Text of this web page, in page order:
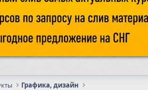
Графика, дизайн